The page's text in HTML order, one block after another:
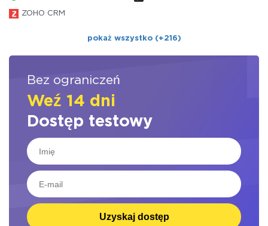
ZOHO CRM
pokaż wszystko (+216)
Bez ograniczeń
Weź 14 dni
Dostęp testowy
Uzyskaj dostęp